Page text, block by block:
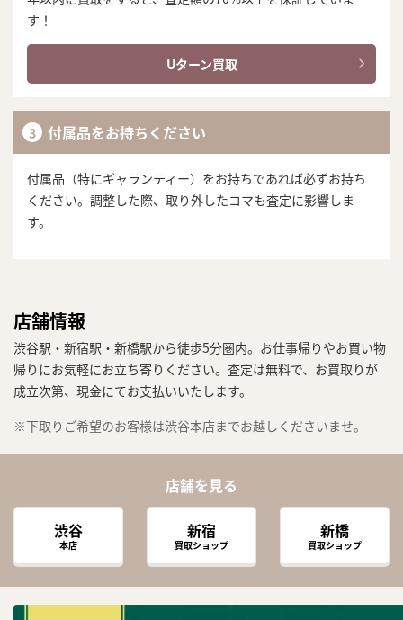
す！
Uターン買取
付属品をお持ちください
付属品（特にギャランティー）をお持ちであれば必ずお持ち
ください。調整した際、取り外したコマも査定に影響しま
す。
店舗情報
渋谷駅・新宿駅・新橋駅から徒歩5分圏内。お仕事帰りやお買い物
帰りにお気軽にお立ち寄りください。査定は無料で、お買取りが
成立次第、現金にてお支払いいたします。
※下取りご希望のお客様は渋谷本店までお越しくださいませ。
店舗を見る
渋谷
本店
新宿
買取ショップ
新橋
買取ショップ